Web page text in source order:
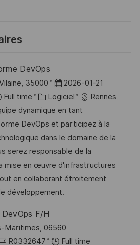
DevOps
35000
D
a
t
e
d
’
a
f
f
h
2026-01-21
Full time
C
a
t
é
g
o
r
i
Logiciel
Rennes
dynamique en tant
DevOps et participez à la
dans le domaine de la
serez responsable de la
mise en œuvre d'infrastructures
en collaborant étroitement
développement.
F/H
Maritimes, 06560
R0332647
Full time